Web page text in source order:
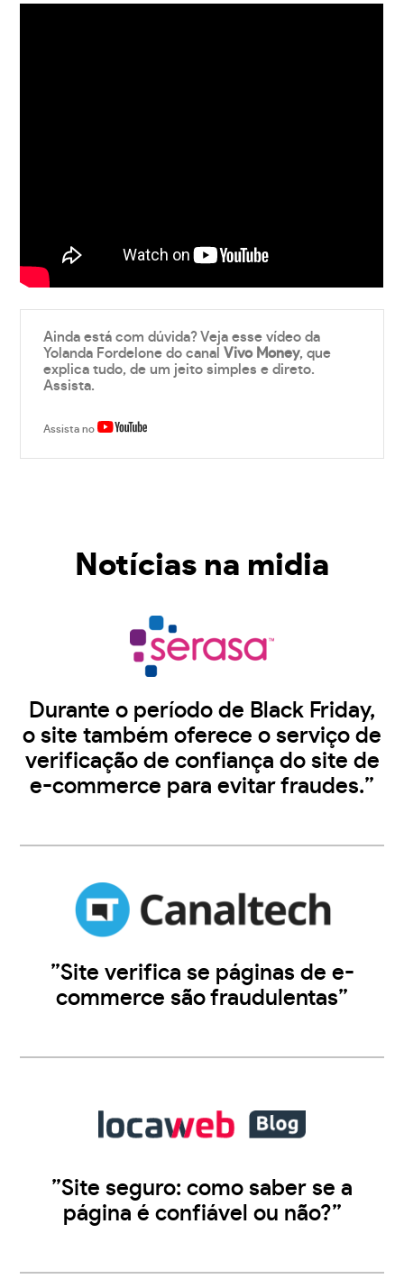
Ainda está com dúvida? Veja esse vídeo da
Yolanda Fordelone do canalVivo Money, que
explica tudo, de um jeito simples e direto.
Assista.
Assista no
Notícias na midia
Durante o período de Black Friday,
o site também oferece o serviço de
verificação de confiança do site de
e-commerce para evitar fraudes.”
”Site verifica se páginas de e-
commerce são fraudulentas”
”Site seguro: como saber se a
página é confiável ou não?”